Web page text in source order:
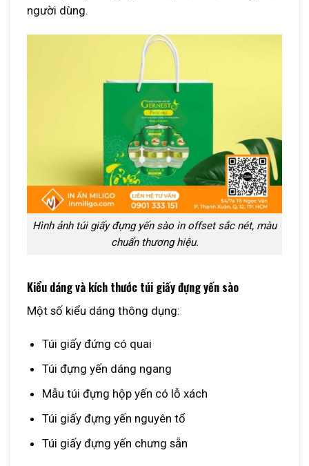
người dùng.
Hình ảnh túi giấy đựng yến sào in offset sắc nét, màu
chuẩn thương hiệu.
Kiểu dáng và kích thước túi giấy đựng yến sào
Một số kiểu dáng thông dụng:
Túi giấy đứng có quai
Túi đựng yến dáng ngang
Mẫu túi đựng hộp yến có lỗ xách
Túi giấy đựng yến nguyên tổ
Túi giấy đựng yến chưng sẵn